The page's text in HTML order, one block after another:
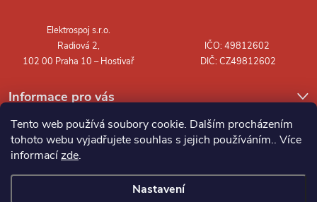
Tento web používá soubory cookie. Dalším procházením
tohoto webu vyjadřujete souhlas s jejich používáním.. Více
informacízde.
Nastavení
Informace pro vás